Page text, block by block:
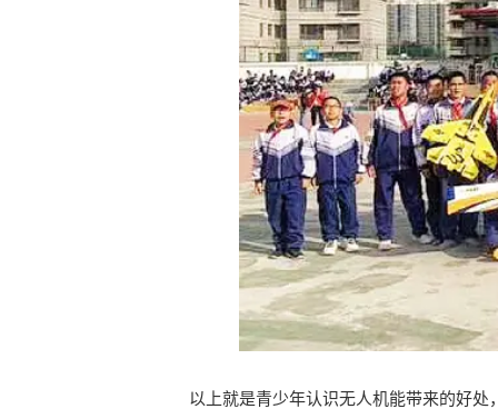
以上就是青少年认识无人机能带来的好处